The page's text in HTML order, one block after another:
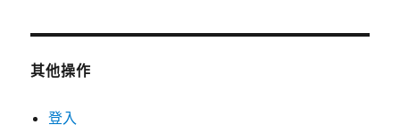
其他操作
登入